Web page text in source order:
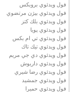
فول ويدئوي بروبكس
فول ويدئوي بيژن مرتضوي
فول ويدئوي بلك كتز
فول ويدئوي پويا
فول ويدئوي تي ام بكس
فول ويدئوي تيك تاك
فول ويدئوي دي جي مريم
فول ويدئوي داريوش
فول ويدئوي رضا شيري
فول ويدئوي جمشيد
فول ويدئوي حميرا